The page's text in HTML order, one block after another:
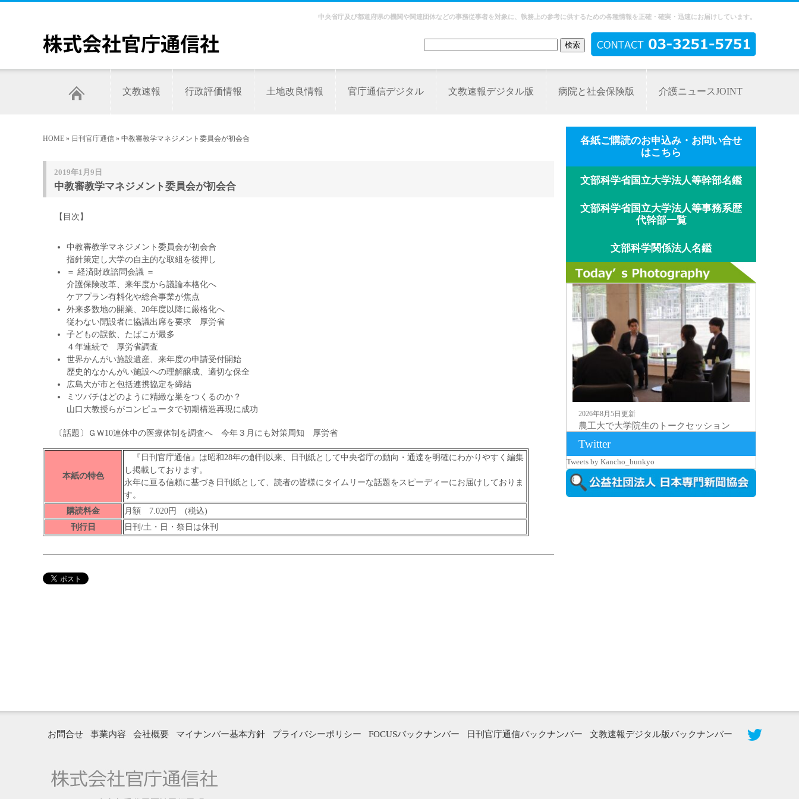
中央省庁及び都道府県の機関や関連団体などの事務従事者を対象に、執務上の参考に供するための各種情報を正確・確実・迅速にお届けしています。
文教速報 行政評価情報 土地改良情報 官庁通信デジタル 文教速報デジタル版 病院と社会保険版 介護ニュースJOINT
HOME » 日刊官庁通信 » 中教審教学マネジメント委員会が初会合
2019年1月9日
中教審教学マネジメント委員会が初会合
【目次】
中教審教学マネジメント委員会が初会合
指針策定し大学の自主的な取組を後押し
＝ 経済財政諮問会議 ＝
介護保険改革、来年度から議論本格化へ
ケアプラン有料化や総合事業が焦点
外来多数地の開業、20年度以降に厳格化へ
従わない開設者に協議出席を要求 厚労省
子どもの誤飲、たばこが最多
４年連続で 厚労省調査
世界かんがい施設遺産、来年度の申請受付開始
歴史的なかんがい施設への理解醸成、適切な保全
広島大が市と包括連携協定を締結
ミツバチはどのように精緻な巣をつくるのか？
山口大教授らがコンピュータで初期構造再現に成功
〔話題〕ＧＷ10連休中の医療体制を調査へ 今年３月にも対策周知 厚労省
本紙の特色
『日刊官庁通信』は昭和28年の創刊以来、日刊紙として中央省庁の動向・通達を明確にわかりやすく編集
し掲載しております。
永年に亘る信頼に基づき日刊紙として、読者の皆様にタイムリーな話題をスピーディーにお届けしておりま
す。
購読料金
月額 7.020円 (税込)
刊行日
日刊/土・日・祭日は休刊
各紙ご購読のお申込み・お問い合せ
はこちら
文部科学省国立大学法人等幹部名鑑
文部科学省国立大学法人等事務系歴
代幹部一覧
文部科学関係法人名鑑
2026年8月5日更新
農工大で大学院生のトークセッション
Twitter
Tweets by Kancho_bunkyo
お問合せ 事業内容 会社概要 マイナンバー基本方針 プライバシーポリシー FOCUSバックナンバー 日刊官庁通信バックナンバー 文教速報デジタル版バックナンバー